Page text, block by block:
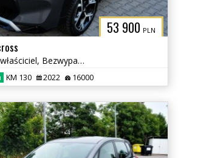
53 900 PLN
Polski Salon, 1 właściciel, Bezwypadkowy
KM 130 2022 16000